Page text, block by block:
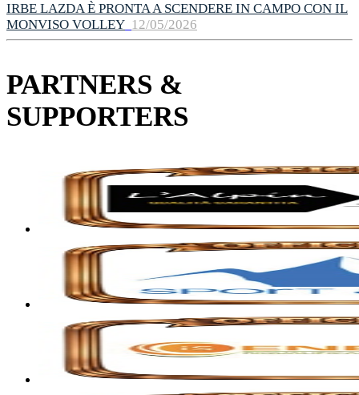
IRBE LAZDA È PRONTA A SCENDERE IN CAMPO CON IL
MONVISO VOLLEY 12/05/2026
PARTNERS &
SUPPORTERS